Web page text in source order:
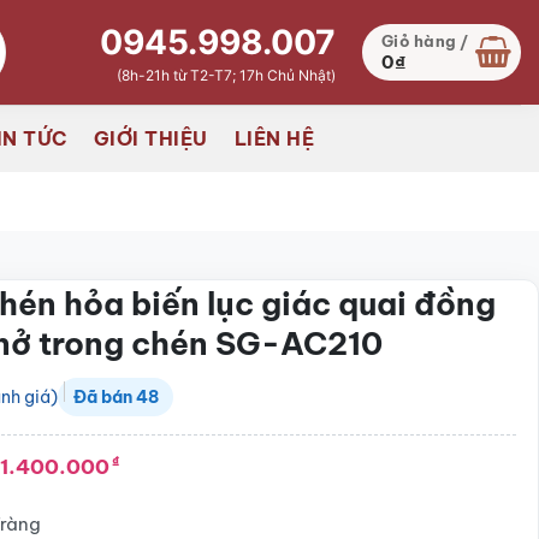
0945.998.007
(8h-21h từ T2-T7; 17h Chủ Nhật)
Giỏ hàng /
0₫
TỨC GIỚI THIỆU LIÊN HỆ
hỏa biến lục giác quai đồng
trong chén SG-AC210
giá) Đã bán48
1.400.000₫